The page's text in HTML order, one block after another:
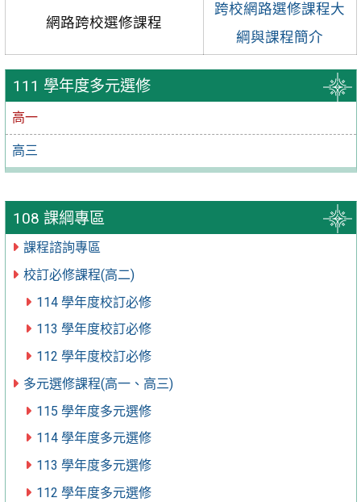
111 學年度多元選修
高一
高三
108 課綱專區
課程諮詢專區
校訂必修課程(高二)
114 學年度校訂必修
113 學年度校訂必修
112 學年度校訂必修
多元選修課程(高一、高三)
115 學年度多元選修
114 學年度多元選修
113 學年度多元選修
112 學年度多元選修
網路跨校選修課程
跨校網路選修課程大
綱與課程簡介